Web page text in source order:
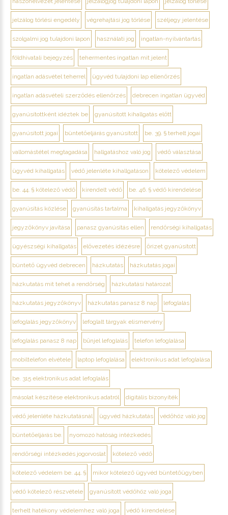
jelzálog törlési engedély végrehajtási jog törlése széljegy jelentése
szolgalmi jog tulajdoni lapon használati jog ingatlan-nyilvántartás
földhivatali bejegyzés tehermentes ingatlan mit jelent
ingatlan adásvétel teherrel ügyvéd tulajdoni lap ellenőrzés
ingatlan adásvételi szerződés ellenőrzés debrecen ingatlan ügyvéd
gyanúsítottként idéztek be gyanúsított kihallgatás előtt
gyanúsított jogai büntetőeljárás gyanúsított be. 39. § terhelt jogai
vallomástétel megtagadása hallgatáshoz való jog védő választása
ügyvéd kihallgatás védő jelenléte kihallgatáson kötelező védelem
be. 44. § kötelező védő kirendelt védő be. 46. § védő kirendelése
gyanúsítás közlése gyanúsítás tartalma kihallgatás jegyzőkönyv
jegyzőkönyv javítása panasz gyanúsítás ellen rendőrségi kihallgatás
ügyészségi kihallgatás elővezetés idézésre őrizet gyanúsított
büntető ügyvéd debrecen házkutatás házkutatás jogai
házkutatás mit tehet a rendőrség házkutatási határozat
házkutatás jegyzőkönyv házkutatás panasz 8 nap lefoglalás
lefoglalás jegyzőkönyv lefoglalt tárgyak elismervény
lefoglalás panasz 8 nap bűnjel lefoglalás telefon lefoglalása
mobiltelefon elvétele laptop lefoglalása elektronikus adat lefoglalása
be. 315 elektronikus adat lefoglalás
másolat készítése elektronikus adatról digitális bizonyíték
védő jelenléte házkutatásnál ügyvéd házkutatás védőhöz való jog
büntetőeljárás be. nyomozó hatóság intézkedés
rendőrségi intézkedés jogorvoslat kötelező védő
kötelező védelem be. 44. § mikor kötelező ügyvéd büntetőügyben
védő kötelező részvétele gyanúsított védőhöz való joga
terhelt hatékony védelemhez való joga védő kirendelése